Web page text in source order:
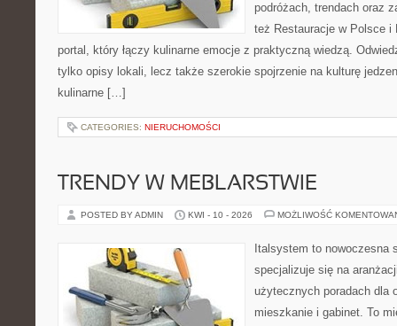
podróżach, trendach oraz
też Restauracje w Polsce i
portal, który łączy kulinarne emocje z praktyczną wiedzą.
tylko opisy lokali, lecz także szerokie spojrzenie na kulturę
kulinarne […]
CATEGORIES: NIERUCHOMOŚCI
TRENDY W MEBLARSTWIE
POSTED BY ADMIN KWI - 10 - 2026 MOŻLIWOŚĆ
Italsystem to nowoczesna
specjalizuje się na
użytecznych poradach dla
mieszkanie i gabinet. To